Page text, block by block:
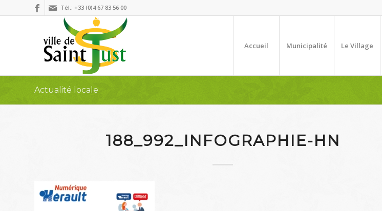
Tél.: +33 (0)4 67 83 56 00
Accueil Municipalité Le Village
Actualité locale
188_992_INFOGRAPHIE-HN